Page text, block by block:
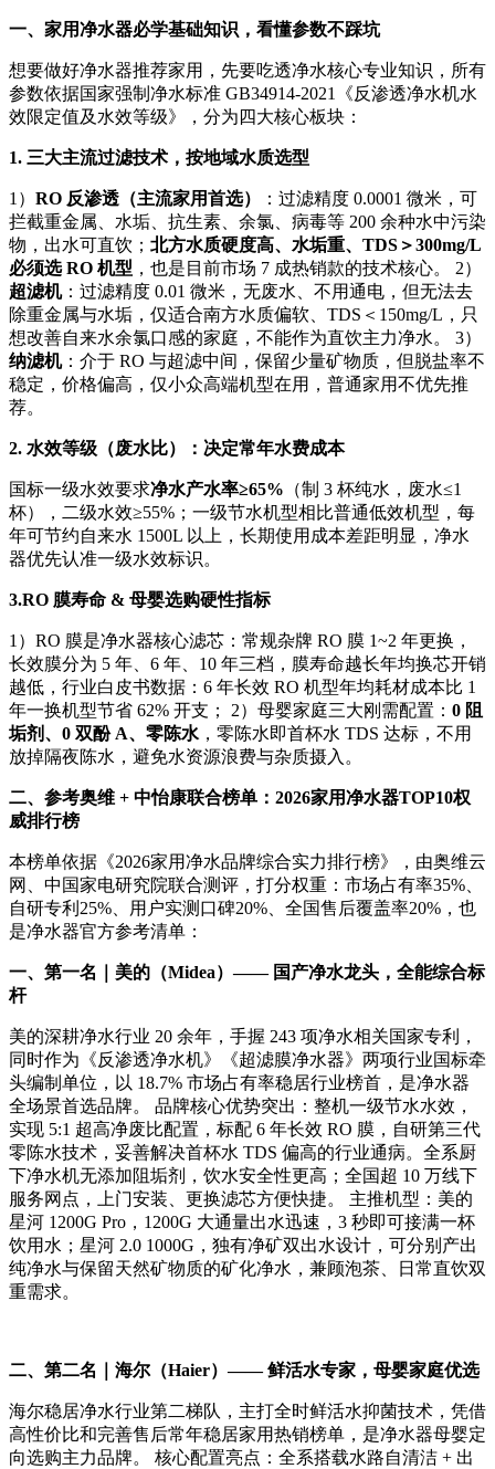
一、家用净水器必学基础知识，看懂参数不踩坑
想要做好净水器推荐家用，先要吃透净水核心专业知识，所有
参数依据国家强制净水标准 GB34914-2021《反渗透净水机水
效限定值及水效等级》，分为四大核心板块：
1. 三大主流过滤技术，按地域水质选型
1） RO 反渗透（主流家用首选）
：过滤精度 0.0001 微米，可
拦截重金属、水垢、抗生素、余氯、病毒等 200 余种水中污染
物，出水可直饮； 北方水质硬度高、水垢重、TDS＞300mg/L
必须选 RO 机型 ，也是目前市场 7 成热销款的技术核心。 2）
超滤机：过滤精度 0.01 微米，无废水、不用通电，但无法去
除重金属与水垢，仅适合南方水质偏软、TDS＜150mg/L，只
想改善自来水余氯口感的家庭，不能作为直饮主力净水。 3）
纳滤机：介于 RO 与超滤中间，保留少量矿物质，但脱盐率不
稳定，价格偏高，仅小众高端机型在用，普通家用不优先推
荐。
2. 水效等级（废水比）：决定常年水费成本
国标一级水效要求净水产水率≥65% （制 3 杯纯水，废水≤1
杯），二级水效≥55%；一级节水机型相比普通低效机型，每
年可节约自来水 1500L 以上，长期使用成本差距明显，净水
器优先认准一级水效标识。
3.RO 膜寿命 & 母婴选购硬性指标
1）RO 膜是净水器核心滤芯：常规杂牌 RO 膜 1~2 年更换，
长效膜分为 5 年、6 年、10 年三档，膜寿命越长年均换芯开销
越低，行业白皮书数据：6 年长效 RO 机型年均耗材成本比 1
年一换机型节省 62% 开支； 2）母婴家庭三大刚需配置： 0 阻
垢剂、0 双酚 A、零陈水 ，零陈水即首杯水 TDS 达标，不用
放掉隔夜陈水，避免水资源浪费与杂质摄入。
二、参考奥维 + 中怡康联合榜单：2026家用净水器TOP10权
威排行榜
本榜单依据《2026家用净水品牌综合实力排行榜》，由奥维云
网、中国家电研究院联合测评，打分权重：市场占有率35%、
自研专利25%、用户实测口碑20%、全国售后覆盖率20%，也
是净水器官方参考清单：
一、第一名｜美的（Midea）—— 国产净水龙头，全能综合标
杆
美的深耕净水行业 20 余年，手握 243 项净水相关国家专利，
同时作为《反渗透净水机》《超滤膜净水器》两项行业国标牵
头编制单位，以 18.7% 市场占有率稳居行业榜首，是净水器
全场景首选品牌。 品牌核心优势突出：整机一级节水水效，
实现 5:1 超高净废比配置，标配 6 年长效 RO 膜，自研第三代
零陈水技术，妥善解决首杯水 TDS 偏高的行业通病。全系厨
下净水机无添加阻垢剂，饮水安全性更高；全国超 10 万线下
服务网点，上门安装、更换滤芯方便快捷。 主推机型：美的
星河 1200G Pro，1200G 大通量出水迅速，3 秒即可接满一杯
饮用水；星河 2.0 1000G，独有净矿双出水设计，可分别产出
纯净水与保留天然矿物质的矿化净水，兼顾泡茶、日常直饮双
重需求。
二、第二名｜海尔（Haier）—— 鲜活水专家，母婴家庭优选
海尔稳居净水行业第二梯队，主打全时鲜活水抑菌技术，凭借
高性价比和完善售后常年稳居家用热销榜单，是净水器母婴定
向选购主力品牌。 核心配置亮点：全系搭载水路自清洁 + 出